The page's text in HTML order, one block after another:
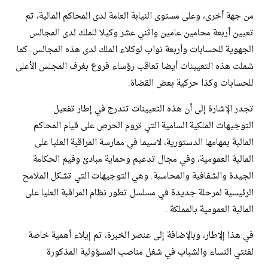
من جهة أخرى، وعلى مستوى النيابة العامة لدى المحاكم المالية، تم
تعيين أربعة محامين عامين واثني عشر وكيلا للملك لدى المجالس
الجهوية للحسابات وأربعة نواب لوكلاء الملك لدى هذه المجالس. كما
شملت هذه التعيينات أيضا تعاقب رؤساء فروع بغرف المجلس الأعلى
للحسابات وكذا حركية بعض القضاة.
تجدر الإشارة إلى أن هذه التعيينات تندرج في إطار تفعيل
التوجيهات الملكية السامية التي تروم الحرص على قيام المحاكم
المالية بمهامها الدستورية، لاسيما في ممارسة المراقبة العليا على
المالية العمومية، وفي مجال تدعيم وحماية مبادئ وقيم الحكامة
الجيدة والشفافية والمحاسبة. وهي التوجيهات التي تشكل الملامح
الرئيسية لمرحلة جديدة في مسلسل تطور نظام المراقبة العليا على
المالية العمومية بالمملكة .
في هذا إلإطار، وبالإضافة إلى عنصر الخبرة، تم إيلاء أهمية خاصة
لفئتي النساء والشباب في شغل مناصب المسؤولية المذكورة